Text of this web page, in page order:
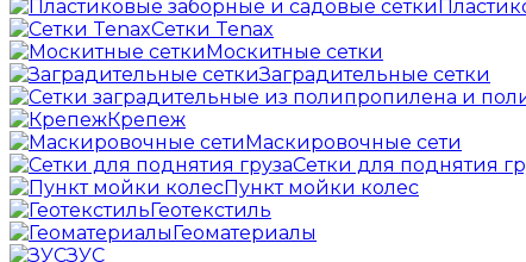
Сетки Tenax
Москитные сетки
Заградительные сетки
Крепеж
Маскировочные сети
Сетки для поднятия
Пункт мойки колес
Геотекстиль
Геоматериалы
ЗУС